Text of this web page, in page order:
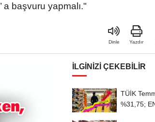
a başvuru yapmalı."
Dinle Yazdır
İLGINIZI ÇEKEBILIR
TÜİK
%31,75;